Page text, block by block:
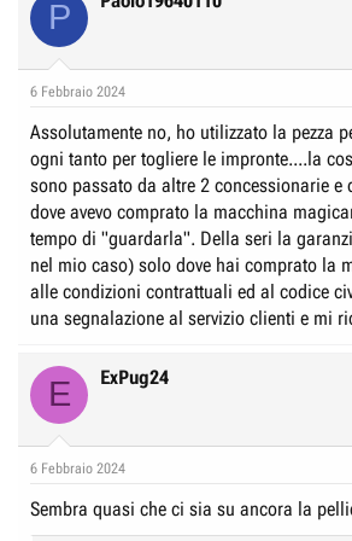
P
6 Febbraio 2024
Assolutamente no, ho utilizzato la pezza
ogni tanto per togliere le impronte....la
sono passato da altre 2 concessionarie e
dove avevo comprato la macchina
tempo di "guardarla". Della seri la
nel mio caso) solo dove hai comprato la
alle condizioni contrattuali ed al codice
una segnalazione al servizio clienti e mi
E ExPug24
6 Febbraio 2024
Sembra quasi che ci sia su ancora la